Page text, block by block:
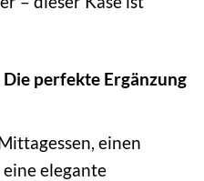
perfekte Ergänzung
einen
elegante